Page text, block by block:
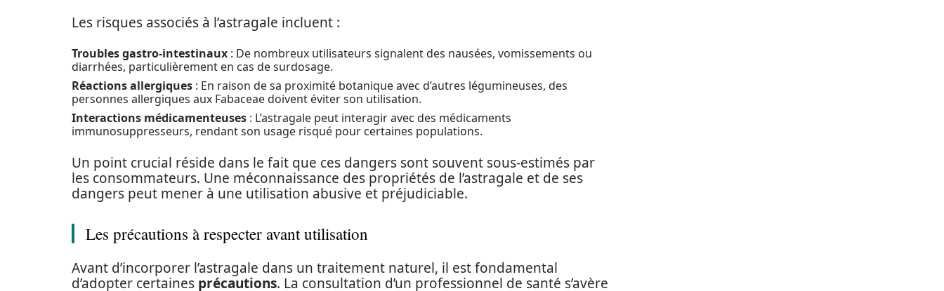
Les risques associés à l’astragale incluent :
Troubles gastro-intestinaux : De nombreux utilisateurs signalent des nausées, vomissements ou
diarrhées, particulièrement en cas de surdosage.
Réactions allergiques : En raison de sa proximité botanique avec d’autres légumineuses, des
personnes allergiques aux Fabaceae doivent éviter son utilisation.
Interactions médicamenteuses : L’astragale peut interagir avec des médicaments
immunosuppresseurs, rendant son usage risqué pour certaines populations.
Un point crucial réside dans le fait que ces dangers sont souvent sous-estimés par
les consommateurs. Une méconnaissance des propriétés de l’astragale et de ses
dangers peut mener à une utilisation abusive et préjudiciable.
Les précautions à respecter avant utilisation
Avant d’incorporer l’astragale dans un traitement naturel, il est fondamental
d’adopter certaines précautions. La consultation d’un professionnel de santé s’avère